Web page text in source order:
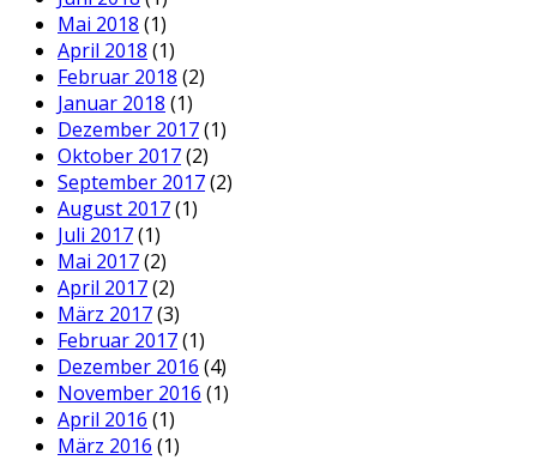
Mai 2018 (1)
April 2018 (1)
Februar 2018 (2)
Januar 2018 (1)
Dezember 2017(1)
Oktober 2017(2)
September 2017(2)
August 2017(1)
Juli 2017(1)
Mai 2017(2)
April 2017(2)
März 2017(3)
Februar 2017(1)
Dezember 2016 (4)
November 2016 (1)
April 2016 (1)
März 2016 (1)